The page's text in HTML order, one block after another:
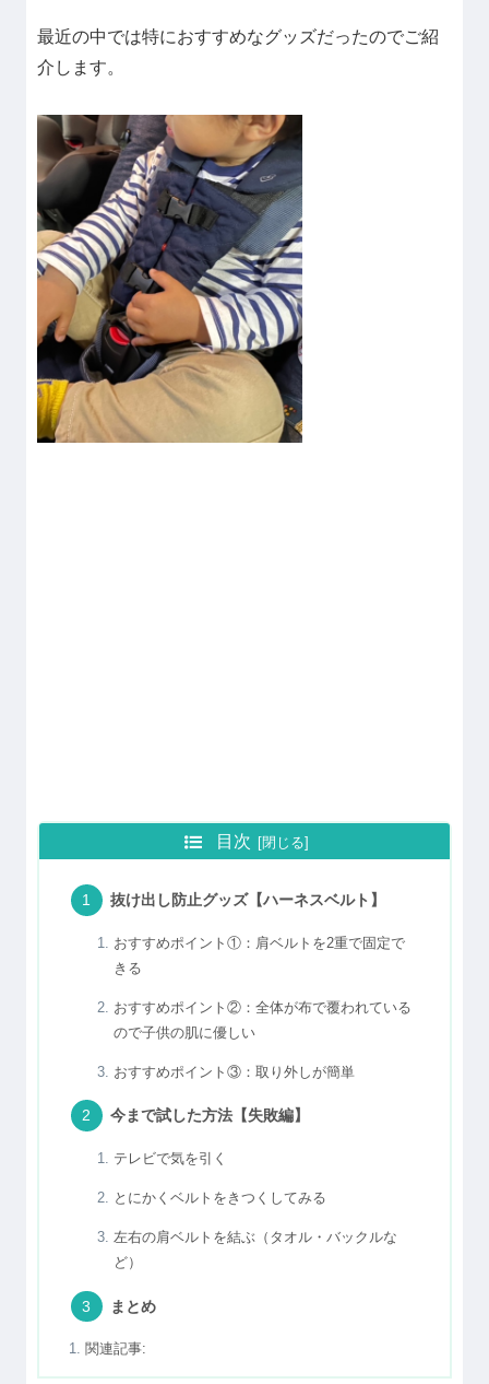
最近の中では特におすすめなグッズだったのでご紹
介します。
目次
抜け出し防止グッズ【ハーネスベルト】
おすすめポイント①：肩ベルトを2重で固定で
きる
おすすめポイント②：全体が布で覆われている
ので子供の肌に優しい
おすすめポイント③：取り外しが簡単
今まで試した方法【失敗編】
テレビで気を引く
とにかくベルトをきつくしてみる
左右の肩ベルトを結ぶ（タオル・バックルな
ど）
まとめ
関連記事: